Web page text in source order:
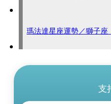
瑪法達星座運勢／獅子
支